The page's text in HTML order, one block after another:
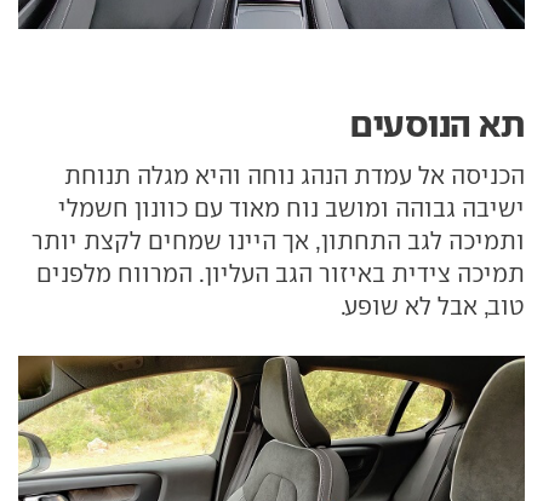
תא הנוסעים
הכניסה אל עמדת הנהג נוחה והיא מגלה תנוחת
ישיבה גבוהה ומושב נוח מאוד עם כוונון חשמלי
ותמיכה לגב התחתון, אך היינו שמחים לקצת יותר
תמיכה צידית באיזור הגב העליון. המרווח מלפנים
טוב, אבל לא שופע.